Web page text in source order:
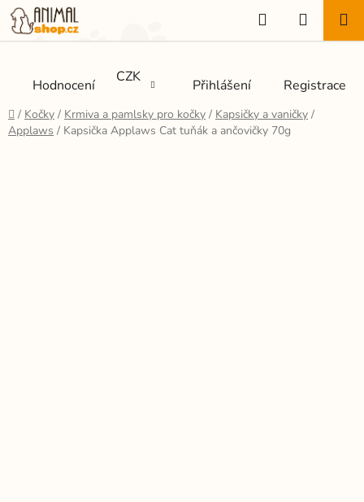
Přejít
na
obsah
Hodnocení CZK Přihlášení Registrace
Hledat
KOŠÍK
Domů
/ Kočky / Krmiva a pamlsky pro kočky / Kapsičky a vaničky /
Applaws / Kapsička Applaws Cat tuňák a ančovičky 70g